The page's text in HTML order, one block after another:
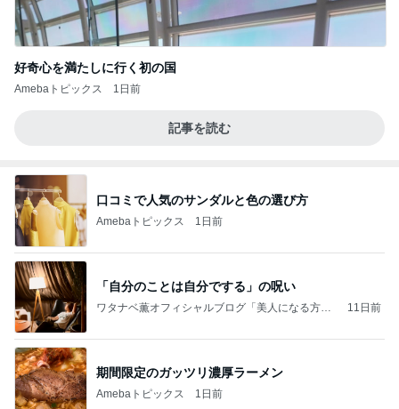
好奇心を満たしに行く初の国
Amebaトピックス 1日前
記事を読む
口コミで人気のサンダルと色の選び方
Amebaトピックス 1日前
「自分のことは自分でする」の呪い
ワタナベ薫オフィシャルブログ「美人になる方
11日前
期間限定のガッツリ濃厚ラーメン
Amebaトピックス 1日前